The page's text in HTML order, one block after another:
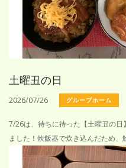
土曜丑の日
2026/07/26 グループホーム
7/26は、待ちに待った【土曜丑の
ました！炊飯器で炊き込んだため、